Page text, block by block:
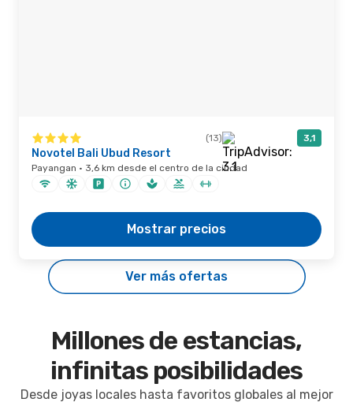
(13) 3,1
Novotel Bali Ubud Resort
Payangan · 3,6 km desde el centro de la ciudad
Mostrar precios
Ver más ofertas
Millones de estancias,
infinitas posibilidades
Desde joyas locales hasta favoritos globales al mejor